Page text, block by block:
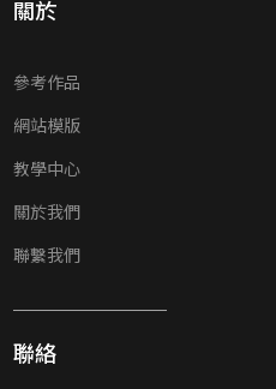
關於
參考作品
網站模版
教學中心
關於我們
聯繫我們
聯絡